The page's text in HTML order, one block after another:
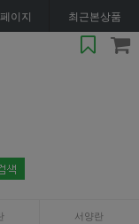
이지 최근본상품
서양란